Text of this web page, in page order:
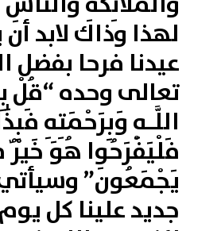
لهذا وذاك لابد
عيدنا فرحا بفضل
تعالى وحده “قُلْ
اللَّـهِ وَبِرَحْمَتِهِ
فَلْيَفْرَحُوا هُوَ خَيْرٌ
يَجْمَعُونَ”
جديد علينا كل